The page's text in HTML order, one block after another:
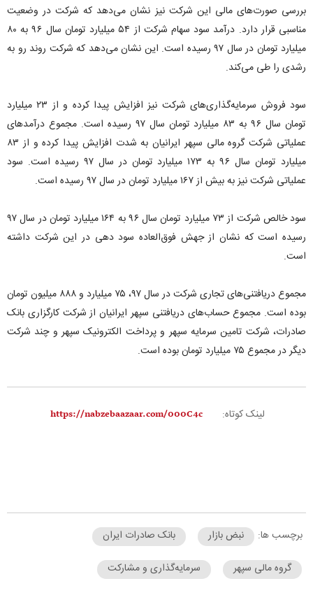
بررسی صورت‌های مالی این شرکت نیز نشان می‌دهد که شرکت در وضعیت
مناسبی قرار دارد. درآمد سود سهام شرکت از ۵۴ میلیارد تومان سال ۹۶ به ۸۰
میلیارد تومان در سال ۹۷ رسیده است. این نشان می‌دهد که شرکت روند رو به
رشدی را طی می‌کند.
سود فروش سرمایه‌گذاری‌های شرکت نیز افزایش پیدا کرده و از ۲۳ میلیارد
تومان سال ۹۶ به ۸۳ میلیارد تومان سال ۹۷ رسیده است. مجموع درآمد‌های
عملیاتی شرکت گروه مالی سپهر ایرانیان به شدت افزایش پیدا کرده و از ۸۳
میلیارد تومان سال ۹۶ به ۱۷۳ میلیارد تومان در سال ۹۷ رسیده است. سود
عملیاتی شرکت نیز به بیش از ۱۶۷ میلیارد تومان در سال ۹۷ رسیده است.
سود خالص شرکت از ۷۳ میلیارد تومان سال ۹۶ به ۱۶۴ میلیارد تومان در سال ۹۷
رسیده است که نشان از جهش فوق‌العاده سود دهی در این شرکت داشته
است.
مجموع دریافتنی‌های تجاری شرکت در سال ۹۷، ۷۵ میلیارد و ۸۸۸ میلیون تومان
بوده است. مجموع حساب‌های دریافتنی سپهر ایرانیان از شرکت کارگزاری بانک
صادرات، شرکت تامین سرمایه سپهر و پرداخت الکترونیک سپهر و چند شرکت
دیگر در مجموع ۷۵ میلیارد تومان بوده است.
لینک کوتاه:
برچسب ها: نبض بازار
بانک صادرات ایران
گروه مالی سپهر
سرمایه‌گذاری و مشارکت